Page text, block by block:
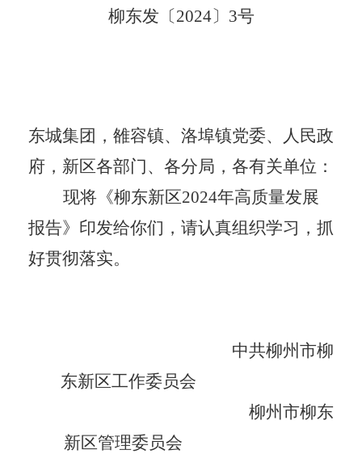
柳东发〔2024〕 3号
东城集团，雒容镇、洛埠镇党委、人民政
府，新区各部门、各分局，各有关单位：
现将《柳东新区2024年高质量发展
报告》印发给你们，请认真组织学习，抓
好贯彻落实。
中共柳州市柳
东新区工作委员会
柳州市柳东
新区管理委员会